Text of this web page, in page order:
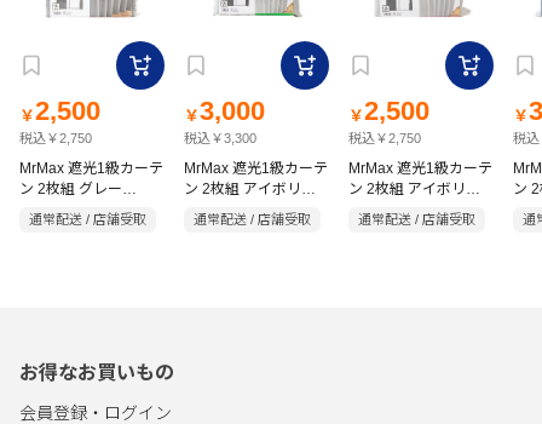
￥2,500
税込￥2,750
MrMax 遮光1級カーテ
ン 2枚組 グレー
100×178cm アジャス
ターフック付
通常配送 / 店舗受取
￥3,000
税込￥3,300
MrMax 遮光1級カーテ
ン 2枚組 アイボリー
100×200cm アジャス
ターフック付
通常配送 / 店舗受取
￥2,500
税込￥2,750
MrMax 遮光1級カーテ
ン 2枚組 アイボリー
100×178cm アジャス
ターフック付
通常配送 / 店舗受取
￥
税込
ン
タ
通
お得なお買いもの
会員登録・ログイン